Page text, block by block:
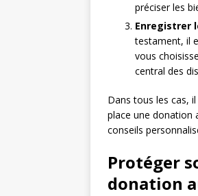
préciser les
Enregistrer
testament, il
vous
central des
Dans tous les cas,
place une donation
conseils
Protéger
donation